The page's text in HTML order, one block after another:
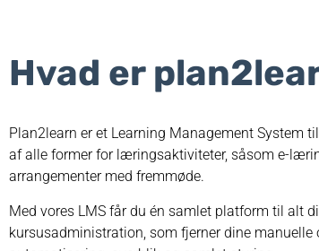
Hvad er
Plan2learn er et Learning Management System
af alle former for læringsaktiviteter, såsom e-
arrangementer med fremmøde.
Med vores LMS får du én samlet platform til alt
kursusadministration, som fjerner dine manuelle